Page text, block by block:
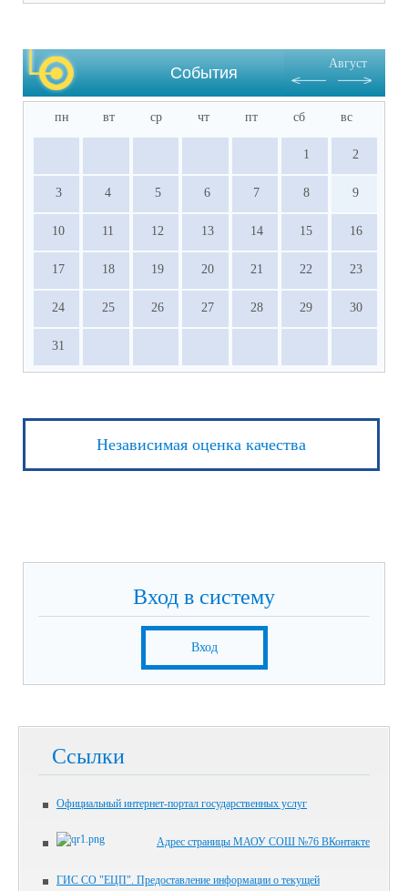
государственного экзамена (подлинник)
результативное участие в ВсОШ, НПК и
других олимпиадах, входящих в перечень
Министерства просвещения РФ.
События
Август
пн вт ср чт пт сб вс
1 2
3 4 5 6 7 8 9
10 11 12 13 14 15 16
17 18 19 20 21 22 23
24 25 26 27 28 29 30
31
Независимая оценка качества
Вход в систему
Вход
Ссылки
Официальный интернет-портал государственных услуг
Адрес страницы МАОУ СОШ №76 ВКонтакте
ГИС СО "ЕЦП". Предоставление информации о текущей